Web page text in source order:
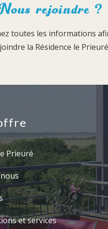
rejoindre ?
toutes les informations
la Résidence le Prieuré
Prieuré
et services